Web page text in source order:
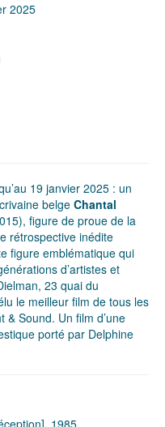
2025
19 janvier 2025 : un
belge Chantal
figure de proue de la
rétrospective inédite
figure emblématique qui
d’artistes et
23 quai du
le meilleur film de tous les
Sound. Un film d’une
porté par Delphine